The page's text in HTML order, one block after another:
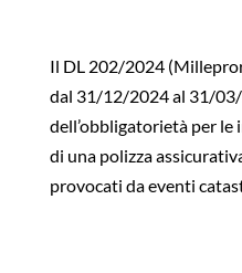
Il DL 202/2024
dal 31/12/2024 al 31/
dell’obbligatorietà per le
di una polizza
provocati da eventi